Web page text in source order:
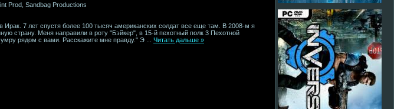
Prod, Sandbag Productions
Ирак. 7 лет спустя более 100 тысяч американских солдат все еще там. В 2008-м я
страну. Меня направили в роту "Бэйкер", в 15-й пехотный полк 3 Пехотной
рядом с вами. Расскажите мне правду." Э
Читать дальше »